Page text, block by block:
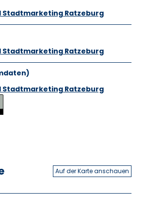
Stadtmarketing Ratzeburg
Stadtmarketing Ratzeburg
Stadtmarketing Ratzeburg
Auf der Karte anschauen